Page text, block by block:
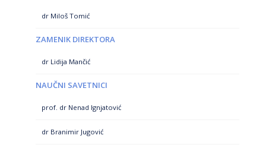
dr Miloš Tomić
ZAMENIK DIREKTORA
dr Lidija Mančić
NAUČNI SAVETNICI
prof. dr Nenad Ignjatović
dr Branimir Jugović